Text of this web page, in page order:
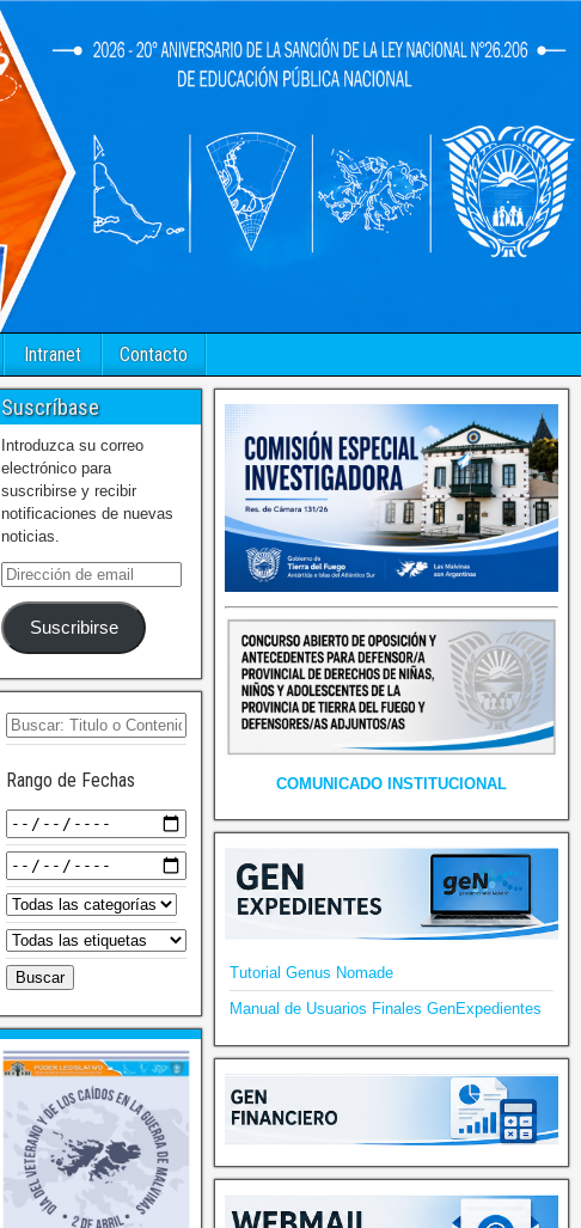
Intranet Contacto
Suscríbase
Introduzca su correo
electrónico para
suscribirse y recibir
notificaciones de nuevas
noticias.
Suscribirse
Rango de Fechas COMUNICADO INSTITUCIONAL
Tutorial Genus Nomade
Manual de Usuarios Finales GenExpedientes